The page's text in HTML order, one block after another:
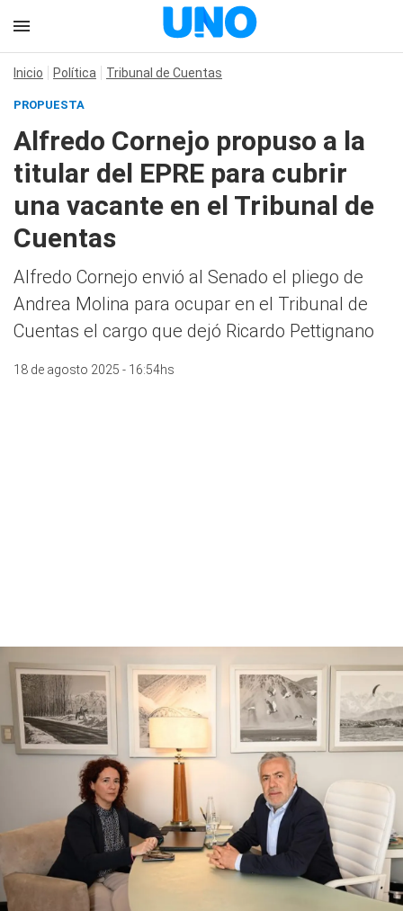
Inicio Política Tribunal de Cuentas
PROPUESTA
Alfredo Cornejo propuso a la
titular del EPRE para cubrir
una vacante en el Tribunal de
Cuentas
Alfredo Cornejo envió al Senado el pliego de
Andrea Molina para ocupar en el Tribunal de
Cuentas el cargo que dejó Ricardo Pettignano
18 de agosto 2025 - 16:54hs